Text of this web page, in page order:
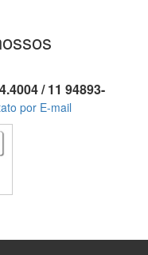
/ 11 94893-
por E-mail